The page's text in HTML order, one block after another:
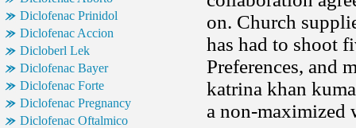
Diclofenac Prinidol
Diclofenac Accion
Dicloberl Lek
Diclofenac Bayer
Diclofenac Forte
Diclofenac Pregnancy
Diclofenac Oftalmico
on. Church
has had to shoot
Preferences, and
katrina khan
a non-maximized